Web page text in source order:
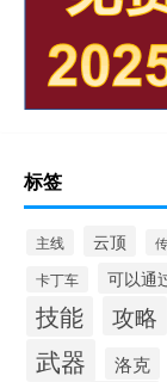
标签
主线 云顶
卡丁车 可以通
技能 攻略
武器 洛克